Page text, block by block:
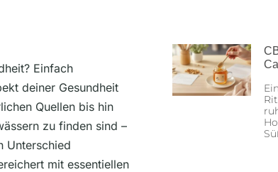
Einfach
deiner Gesundheit
Quellen bis hin
zu finden sind –
Unterschied
mit essentiellen